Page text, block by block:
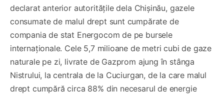
declarat anterior autoritățile dela Chișinău, gazele
consumate de malul drept sunt cumpărate de
compania de stat Energocom de pe bursele
internaționale. Cele 5,7 milioane de metri cubi de gaze
naturale pe zi, livrate de Gazprom ajung în stânga
Nistrului, la centrala de la Cuciurgan, de la care malul
drept cumpără circa 88% din necesarul de energie